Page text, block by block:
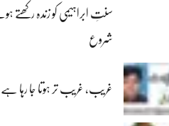
سنتِ ابراہیمی کو زندہ رکھتے
شروع
غریب، غریب تر ہوتا جا رہا ہے